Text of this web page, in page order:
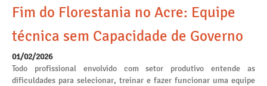
Fim do Florestania no Acre: Equipe
técnica sem Capacidade de Governo
01/02/2026
Todo profissional envolvido com setor produtivo entende as
dificuldades para selecionar, treinar e fazer funcionar uma equipe